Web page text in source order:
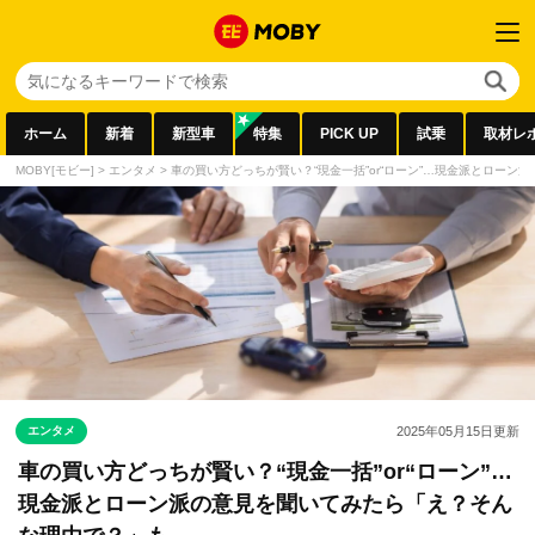
ホーム 新着 新型車 特集 PICK UP 試乗 取材レ
MOBY[モビー] > エンタメ > 車の買い方どっちが賢い？“現金一括”or“ローン”…現金派とローン
エンタメ 2025年05月15日更新
車の買い方どっちが賢い？“現金一括”or“ローン”…
現金派とローン派の意見を聞いてみたら「え？そん